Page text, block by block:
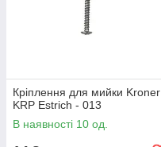
Кріплення для мийки Kroner
KRP Estrich - 013
В наявності 10 од.